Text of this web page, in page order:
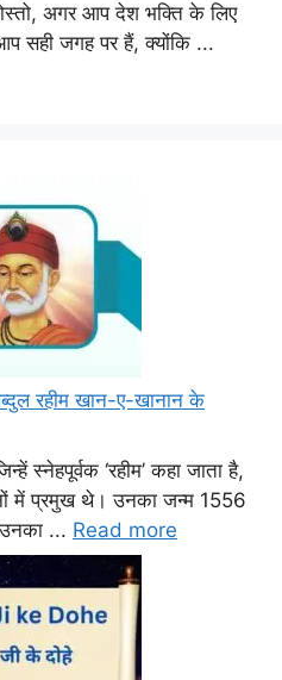
अगर आप देश भक्ति के लिए
सही जगह पर हैं, क्योंकि ...
रहीम खान-ए-खानान के
स्नेहपूर्वक ‘रहीम’ कहा जाता है,
में प्रमुख थे। उनका जन्म 1556
... Read more